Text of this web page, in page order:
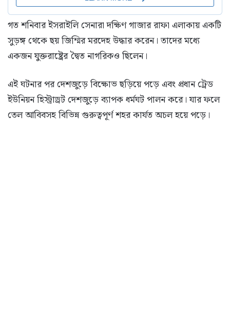
গত শনিবার ইসরাইলি সেনারা দক্ষিণ গাজার রাফা এলাকায় একটি
সুড়ঙ্গ থেকে ছয় জিম্মির মরদেহ উদ্ধার করেন। তাদের মধ্যে
একজন যুক্তরাষ্ট্রের দ্বৈত নাগরিকও ছিলেন।
এই ঘটনার পর দেশজুড়ে বিক্ষোভ ছড়িয়ে পড়ে এবং প্রধান ট্রেড
ইউনিয়ন হিস্ট্রাড্রট দেশজুড়ে ব্যাপক ধর্মঘট পালন করে। যার ফলে
তেল আবিবসহ বিভিন্ন গুরুত্বপূর্ণ শহর কার্যত অচল হয়ে পড়ে।